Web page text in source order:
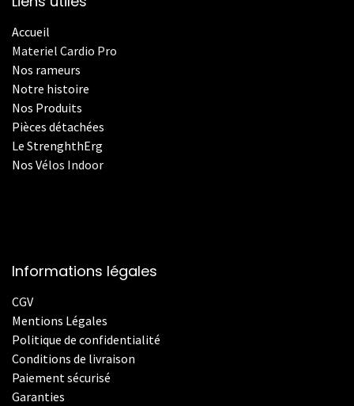
Accueil
Materiel Cardio Pro
Nos rameurs
Notre histoire
Nos Produits
Pièces détachées
Le StrenghthErg
Nos Vélos Indoor
Informations légales
CGV
Mentions Légales
Politique de confidentialité
Conditions de livraison
Paiement sécurisé
Garanties